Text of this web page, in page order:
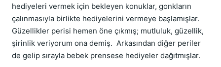
hediyeleri vermek için bekleyen konuklar, gonkların
çalınmasıyla birlikte hediyelerini vermeye başlamışlar.
Güzellikler perisi hemen öne çıkmış; mutluluk, güzellik,
şirinlik veriyorum ona demiş. Arkasından diğer periler
de gelip sırayla bebek prensese hediyeler dağıtmışlar.